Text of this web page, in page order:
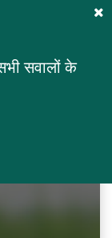
सवालों के